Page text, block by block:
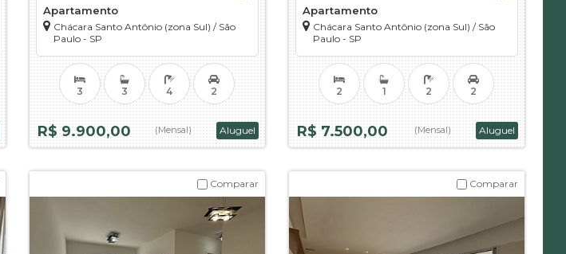
Apartamento
Chácara Santo Antônio (zona Sul) / São
Paulo - SP
Aluguel
R$ 9.900,00 (Mensal)
3 3 4 2
Apartamento
Chácara Santo Antônio (zona Sul) / São
Paulo - SP
Aluguel
R$ 7.500,00 (Mensal)
2 1 2 2
Comparar Comparar